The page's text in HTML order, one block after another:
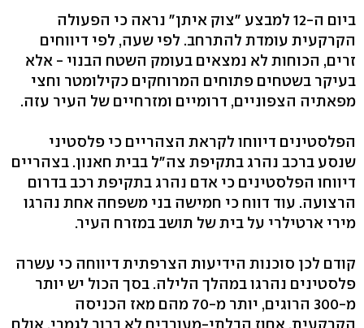
ביום ה-12 למבצע "צוק איתן" נראה כי הפעולה
הקרקעית עומדת להתרחב. לפי שעה, לפי דיווחים
זרים, הכוחות לא נמצאים בעומק השטח הבנוי - אלא
בעיקר בשטחים פתוחים המרוחקים כקילומטר וחצי
מפאתיה הצפוניים, דרומיים ומזרחיים של העיר עזה.
הפלסטינים דיווחו לקראת הצהריים כי פלסטיני
שנסע ברכב נהרג בתקיפת צה"ל בבית חאנון. בצהריים
דיווחו הפלסטינים כי אדם נהרג בתקיפת רכב בדרום
הרצועה. עוד דווח כי חמישה בני משפחה אחת נהרגו
מירי ארטילרי על בית של תושב במזרח העיר.
קודם לכן סוכנות הידיעות הצרפתית דיווחה כי עשרה
פלסטינים נהרגו במהלך הלילה. בסך הכול יש יותר
מ-300 הרוגים, יותר מ-70 מהם מאז הכניסה